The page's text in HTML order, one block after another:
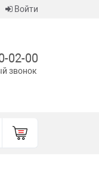
Войти
02-00
звонок